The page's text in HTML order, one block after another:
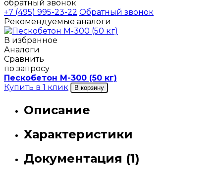
обратный звонок
+7 (495) 995-23-22 Обратный звонок
Рекомендуемые аналоги
В избранное
Аналоги
Сравнить
по запросу
Пескобетон М-300 (50 кг)
Купить в 1 клик
В корзину
Описание
Характеристики
Документация (1)